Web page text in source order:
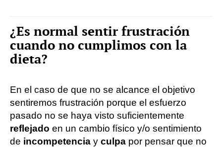
¿Es normal sentir frustración
cuando no cumplimos con la
dieta?
En el caso de que no se alcance el objetivo
sentiremos frustración porque el esfuerzo
pasado no se haya visto suficientemente
reflejado en un cambio físico y/o sentimiento
de incompetencia y culpa por pensar que no